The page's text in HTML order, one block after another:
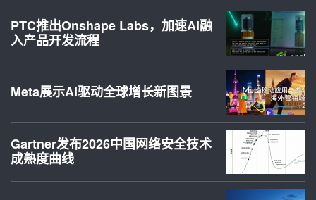
PTC推出Onshape Labs，加速AI融
入产品开发流程
Meta展示AI驱动全球增长新图景
Gartner发布2026中国网络安全技术
成熟度曲线